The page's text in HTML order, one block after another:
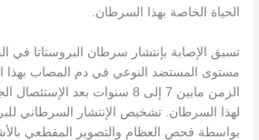
الحياة الخاصة بهذا السرطان.
تسبق الإصابة بإنتشار سرطان البروستاتا في
مستوى المستضد النوعي في دم المصاب بهذا
الزمن مابين 7 إلى 8 سنوات بعد
لهذا السرطان. تشخيص الإنتشار السرطاني
بواسطة فحص العظام والتصوير المقطعي